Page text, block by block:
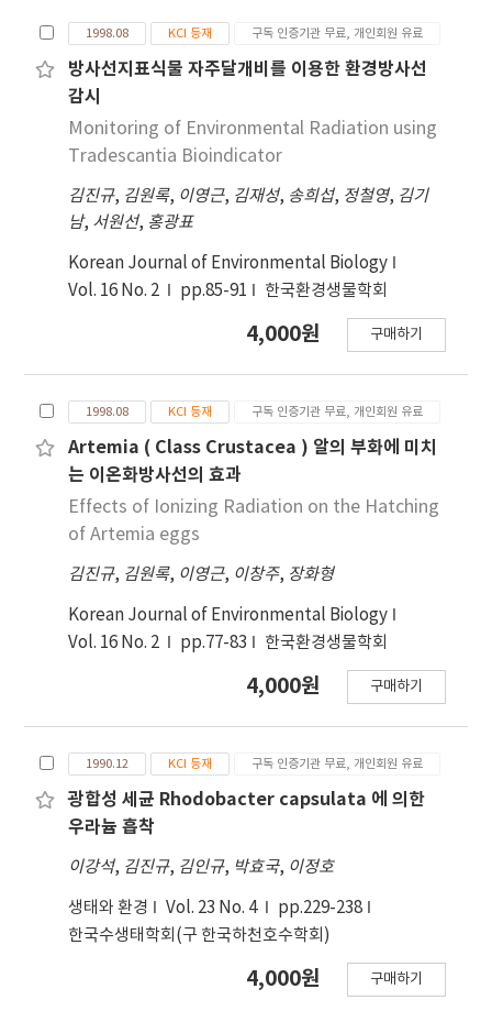
1998.08 KCI 등재 구독 인증기관 무료, 개인회원 유료
방사선지표식물 자주달개비를 이용한 환경방사선
감시
Monitoring of Environmental Radiation using
Tradescantia Bioindicator
김진규, 김원록, 이영근, 김재성, 송희섭, 정철영, 김기
남, 서원선, 홍광표
Korean Journal of Environmental Biology
Vol. 16 No. 2
pp.85-91 한국환경생물학회
4,000원 구매하기
1998.08 KCI 등재 구독 인증기관 무료, 개인회원 유료
Artemia ( Class Crustacea ) 알의 부화에 미치
는 이온화방사선의 효과
Effects of Ionizing Radiation on the Hatching
of Artemia eggs
김진규, 김원록, 이영근, 이창주, 장화형
Korean Journal of Environmental Biology
Vol. 16 No. 2
pp.77-83 한국환경생물학회
4,000원 구매하기
1990.12 KCI 등재 구독 인증기관 무료, 개인회원 유료
광합성 세균 Rhodobacter capsulata 에 의한
우라늄 흡착
이강석, 김진규, 김인규, 박효국, 이정호
생태와 환경 Vol. 23 No. 4
pp.229-238
한국수생태학회(구 한국하천호수학회)
4,000원 구매하기